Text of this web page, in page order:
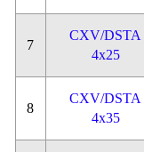
7
CXV/DSTA
4x25
8
CXV/DSTA
4x35